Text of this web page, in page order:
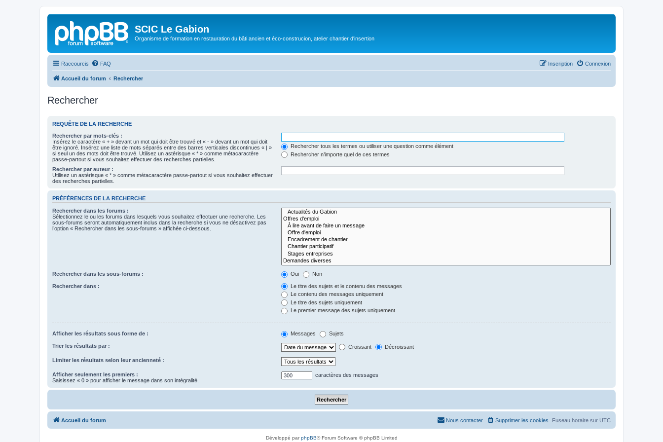
SCIC Le Gabion
Organisme de formation en restauration du bâti ancien et éco-construcion, atelier chantier d'insertion
Raccourcis FAQ Connexion
Inscription
Accueil du forum Rechercher
Rechercher
REQUÊTE DE LA RECHERCHE
Rechercher par mots-clés :
Insérez le caractère « + » devant un mot qui doit être trouvé et « - » devant un mot qui doit
être ignoré. Insérez une liste de mots séparés entre des barres verticales discontinues « | »
si seul un des mots doit être trouvé. Utilisez un astérisque « * » comme métacaractère
passe-partout si vous souhaitez effectuer des recherches partielles.
Rechercher tous les termes ou utiliser une question comme élément
Rechercher n’importe quel de ces termes
Rechercher par auteur :
Utilisez un astérisque « * » comme métacaractère passe-partout si vous souhaitez effectuer
des recherches partielles.
PRÉFÉRENCES DE LA RECHERCHE
Rechercher dans les forums :
Sélectionnez le ou les forums dans lesquels vous souhaitez effectuer une recherche. Les
sous-forums seront automatiquement inclus dans la recherche si vous ne désactivez pas
l’option « Rechercher dans les sous-forums » affichée ci-dessous.
Rechercher dans les sous-forums : Oui Non
Rechercher dans :
Le titre des sujets et le contenu des messages
Le contenu des messages uniquement
Le titre des sujets uniquement
Le premier message des sujets uniquement
Afficher les résultats sous forme de : Messages Sujets
Trier les résultats par : Croissant Décroissant
Limiter les résultats selon leur ancienneté :
Afficher seulement les premiers :
Saisissez « 0 » pour afficher le message dans son intégralité.
caractères des messages
Accueil du forum Fuseau horaire sur UTC
Supprimer les cookies
Nous contacter
Développé parphpBB® Forum Software © phpBB Limited